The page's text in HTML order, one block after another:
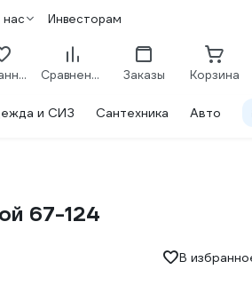
Инвесторам
Избранное Сравнение Заказы Корзина
и СИЗ Сантехника Авто
67-124
В